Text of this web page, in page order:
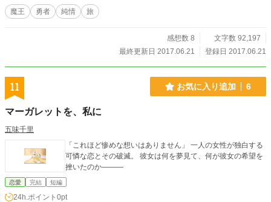
投稿しております。
魔王 勇者 純情 旅
感想数 8
文字数 92,197
最終更新日 2017.06.21
登録日 2017.06.21
11 お気に入り追加 6
マーガレットを、私に
五味千里
「これほど惨めな想いはありません」 一人の女性が独白する
可憐な恋とその破滅。 彼女は何を夢見て、何が彼女の希望を
挫いたのか———
恋愛 完結 短編
24h.ポイント 0pt